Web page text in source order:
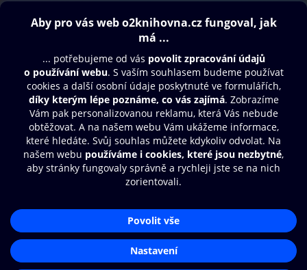
Obsah ke stažení
Moje O2 Knihovna
Další zábava
© O2 Czech Republic a.s.
Přístupnost
Zásady zpracování osobních údajůAplikace O2 Knihovna
Čti a poslouchej své e-knihy a
audioknihy rychleji a pohodlněji.